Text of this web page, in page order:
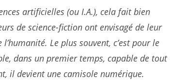
artificielles (ou I.A.), cela fait bien
de science-fiction ont envisagé de leur
Le plus souvent, c’est pour le
dans un premier temps, capable de tout
il devient une camisole numérique.